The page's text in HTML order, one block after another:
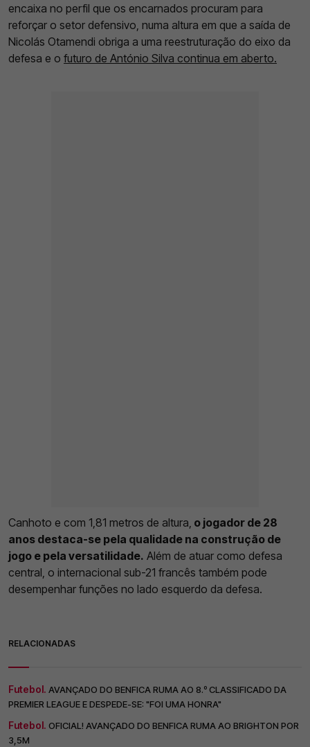
encaixa no perfil que os encarnados procuram para
reforçar o setor defensivo, numa altura em que a saída de
Nicolás Otamendi obriga a uma reestruturação do eixo da
defesa e o futuro de António Silva continua em aberto.
Canhoto e com 1,81 metros de altura, o jogador de 28
anos destaca-se pela qualidade na construção de
jogo e pela versatilidade. Além de atuar como defesa
central, o internacional sub-21 francês também pode
desempenhar funções no lado esquerdo da defesa.
RELACIONADAS
Futebol. AVANÇADO DO BENFICA RUMA AO 8.º CLASSIFICADO DA
PREMIER LEAGUE E DESPEDE-SE: "FOI UMA HONRA"
Futebol. OFICIAL! AVANÇADO DO BENFICA RUMA AO BRIGHTON POR
3,5M